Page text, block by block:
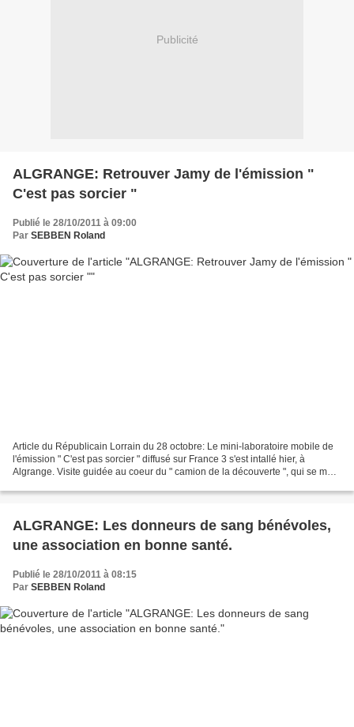
Publicité
ALGRANGE: Retrouver Jamy de l'émission "
C'est pas sorcier "
Publié le 28/10/2011 à 09:00
Par SEBBEN Roland
Article du Républicain Lorrain du 28 octobre: Le mini-laboratoire mobile de
l'émission " C'est pas sorcier " diffusé sur France 3 s'est intallé hier, à
Algrange. Visite guidée au coeur du " camion de la découverte ", qui se mue
ALGRANGE: Les donneurs de sang bénévoles,
une association en bonne santé.
Publié le 28/10/2011 à 08:15
Par SEBBEN Roland